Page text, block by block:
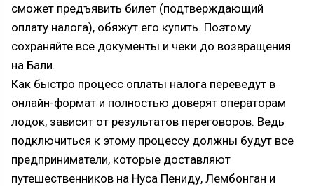
сможет предъявить билет (подтверждающий
оплату налога), обяжут его купить. Поэтому
сохраняйте все документы и чеки до возвращения
на Бали.
Как быстро процесс оплаты налога переведут в
онлайн-формат и полностью доверят операторам
лодок, зависит от результатов переговоров. Ведь
подключиться к этому процессу должны будут все
предприниматели, которые доставляют
путешественников на Нуса Пениду, Лембонган и